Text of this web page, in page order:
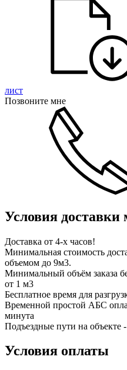
лист
Позвоните мне
Условия доставки
Доставка от 4-х часов!
Минимальная стоимость
объемом до 9м3.
Минимальный объём заказа
от 1 м3
Бесплатное время для
Временной простой АБС
минута
Подъездные пути на объекте -
Условия оплаты